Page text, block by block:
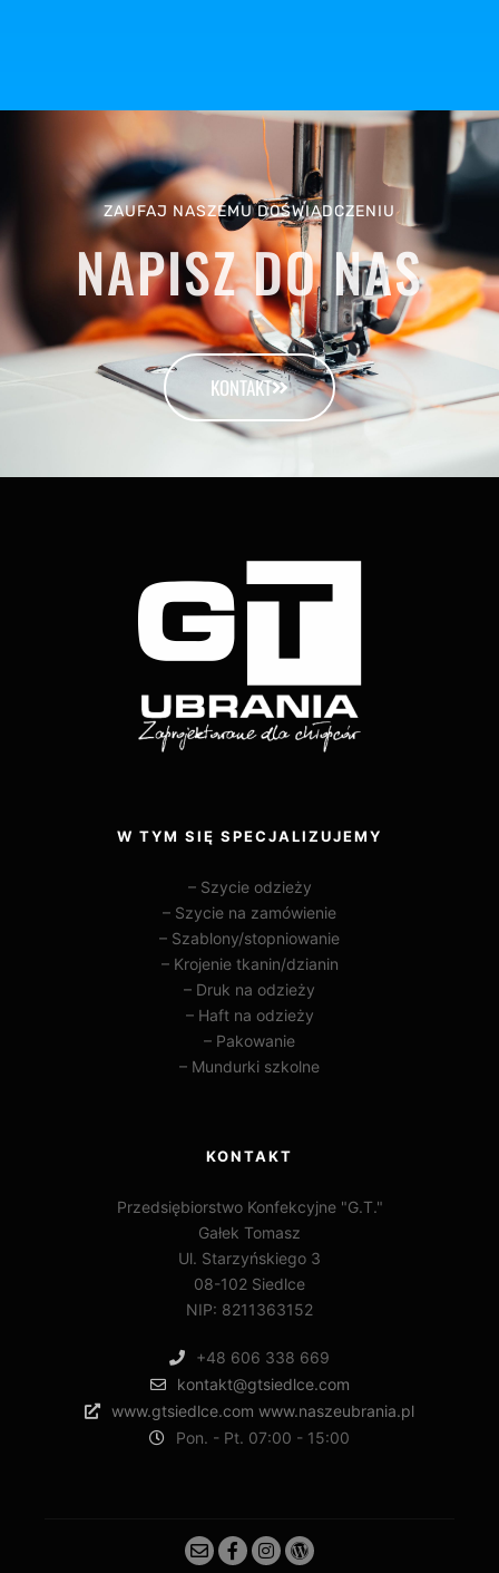
ZAUFAJ NASZEMU DOŚWIADCZENIU
NAPISZ DO NAS​
KONTAKT
W TYM SIĘ SPECJALIZUJEMY
– Szycie odzieży
– Szycie na zamówienie
– Szablony/stopniowanie
– Krojenie tkanin/dzianin
– Druk na odzieży
– Haft na odzieży
– Pakowanie
– Mundurki szkolne
KONTAKT
Przedsiębiorstwo Konfekcyjne "G.T."
Gałek Tomasz
Ul. Starzyńskiego 3
08-102 Siedlce
NIP: 8211363152
+48 606 338 669
kontakt@gtsiedlce.com
www.gtsiedlce.com www.naszeubrania.pl
Pon. - Pt. 07:00 - 15:00